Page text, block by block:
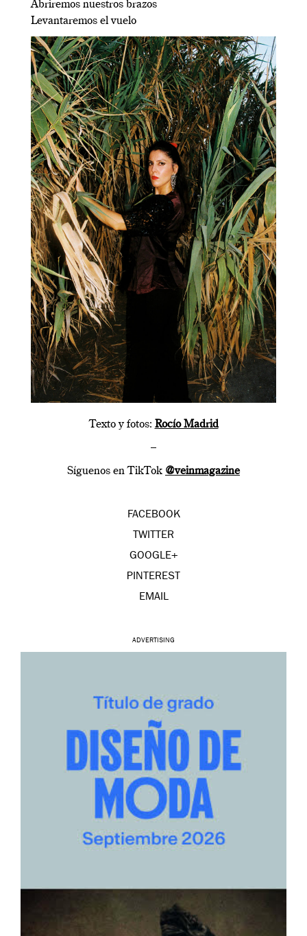
Abriremos nuestros brazos
Levantaremos el vuelo
Texto y fotos: Rocío Madrid
–
Síguenos en TikTok @veinmagazine
FACEBOOK
TWITTER
GOOGLE+
PINTEREST
EMAIL
ADVERTISING